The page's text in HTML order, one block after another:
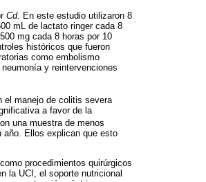
Cd. En este estudio utilizaron 8
mL de lactato ringer cada 8
mg cada 8 horas por 10
históricos que fueron
como embolismo
y reintervenciones
el manejo de colitis severa
a favor de la
una muestra de menos
año. Ellos explican que esto
procedimientos quirúrgicos
la UCI, el soporte nutricional